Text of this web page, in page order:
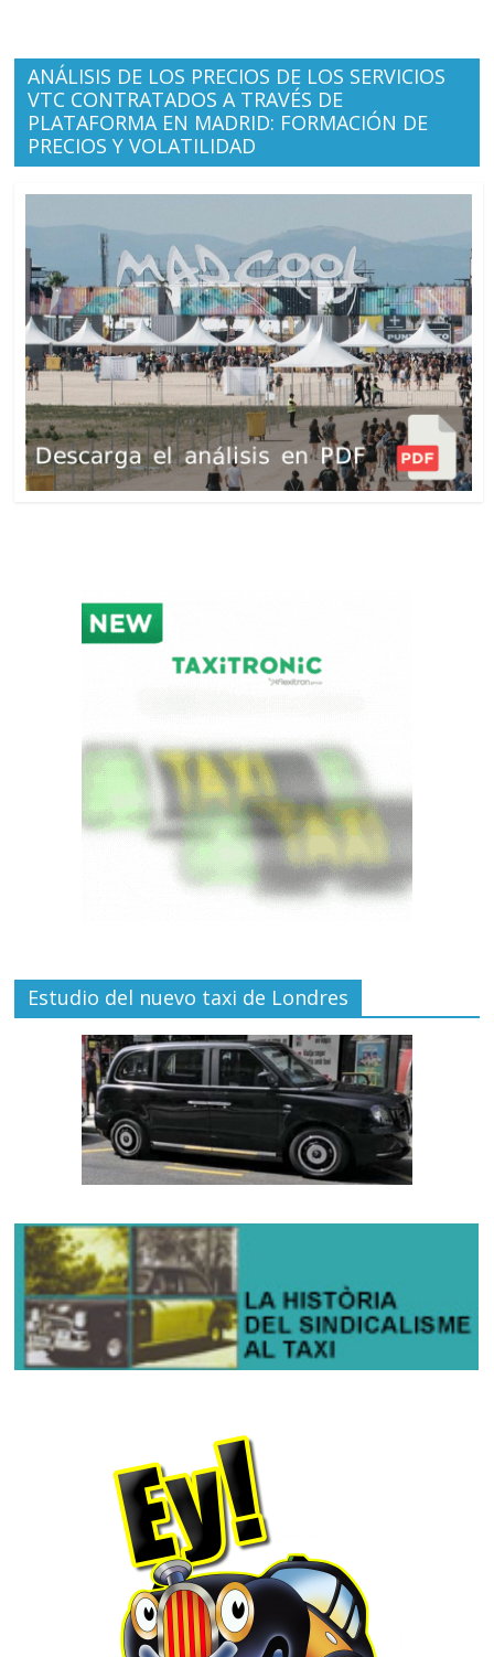
ANÁLISIS DE LOS PRECIOS DE LOS SERVICIOS
VTC CONTRATADOS A TRAVÉS DE
PLATAFORMA EN MADRID: FORMACIÓN DE
PRECIOS Y VOLATILIDAD
Estudio del nuevo taxi de Londres